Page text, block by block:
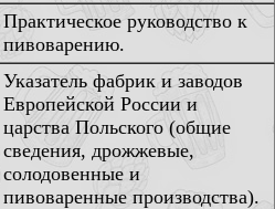
Практическое руководство к
пивоварению.
Указатель фабрик и заводов
Европейской России и
царства Польского (общие
сведения, дрожжевые,
солодовенные и
пивоваренные производства).